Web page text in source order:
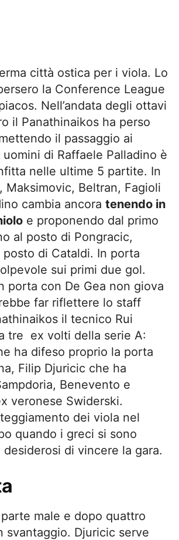
città ostica per i viola. Lo
la Conference League
Nell’andata degli ottavi
il Panathinaikos ha perso
il passaggio ai
di Raffaele Palladino è
nelle ultime 5 partite. In
Maksimovic, Beltran, Fagioli
cambia ancora tenendo in
e proponendo dal primo
al posto di Pongracic,
posto di Cataldi. In porta
sui primi due gol.
porta con De Gea non giova
far riflettere lo staff
il tecnico Rui
tre ex volti della serie A:
ha difeso proprio la porta
Filip Djuricic che ha
Benevento e
veronese Swiderski.
dei viola nel
quando i greci si sono
di vincere la gara.
male e dopo quattro
svantaggio. Djuricic serve